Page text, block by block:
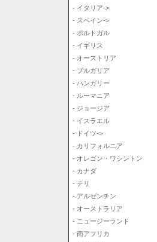
- イタリア->
- スペイン->
- ポルトガル
- イギリス
- オーストリア
- ブルガリア
- ハンガリー
- ルーマニア
- ジョージア
- イスラエル
- ドイツ->
- カリフォルニア
- オレゴン・ワシントン
- カナダ
- チリ
- アルゼンチン
- オーストラリア
- ニュージーランド
- 南アフリカ